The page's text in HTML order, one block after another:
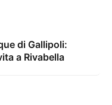
di Gallipoli:
a Rivabella